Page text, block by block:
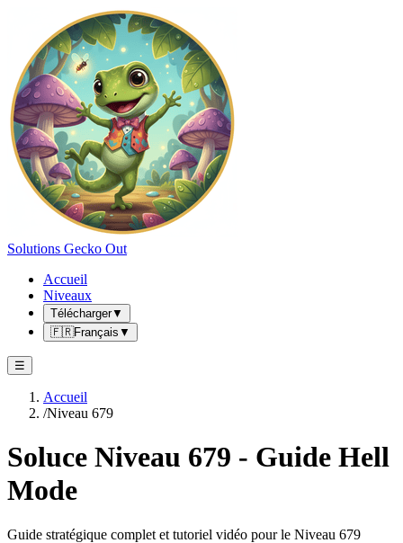
Solutions Gecko Out
Accueil
Niveaux
Télécharger▼
🇫🇷Français ▼
☰
Accueil
/Niveau 679
Soluce Niveau 679 - Guide Hell
Mode
Guide stratégique complet et tutoriel vidéo pour le Niveau 679